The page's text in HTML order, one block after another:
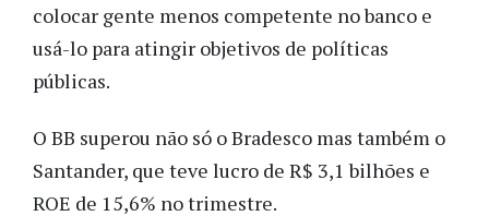
colocar gente menos competente no banco e
usá-lo para atingir objetivos de políticas
públicas.
O BB superou não só o Bradesco mas também o
Santander, que teve lucro de R$ 3,1 bilhões e
ROE de 15,6% no trimestre.